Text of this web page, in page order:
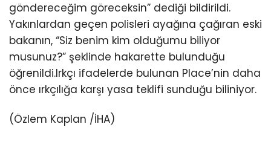
göndereceğim göreceksin” dediği bildirildi.
Yakınlardan geçen polisleri ayağına çağıran eski
bakanın, “Siz benim kim olduğumu biliyor
musunuz?” şeklinde hakarette bulunduğu
öğrenildi.Irkçı ifadelerde bulunan Place’nin daha
önce ırkçılığa karşı yasa teklifi sunduğu biliniyor.
(Özlem Kaplan /İHA)